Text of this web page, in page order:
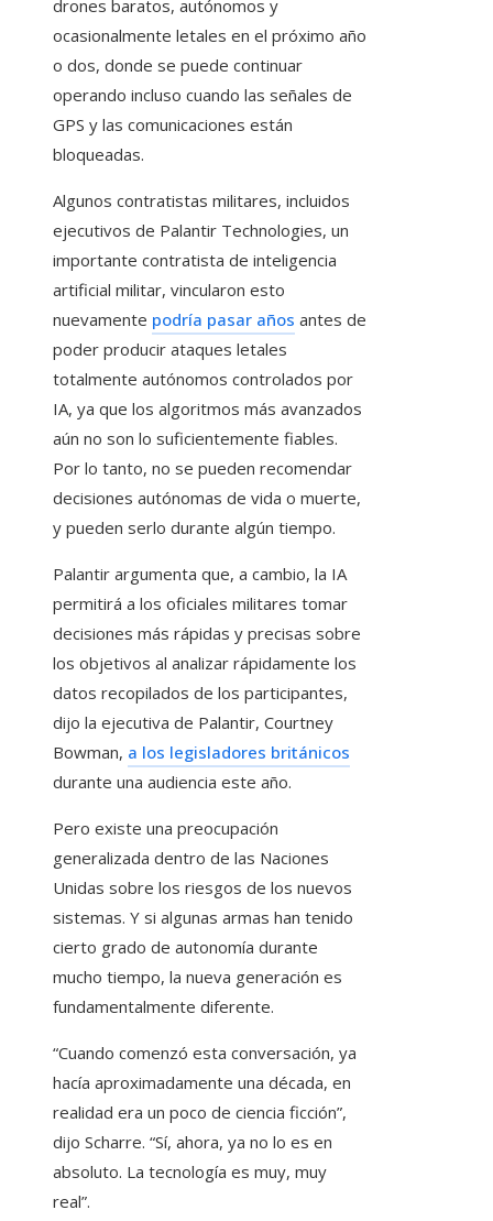
drones baratos, autónomos y
ocasionalmente letales en el próximo año
o dos, donde se puede continuar
operando incluso cuando las señales de
GPS y las comunicaciones están
bloqueadas.
Algunos contratistas militares, incluidos
ejecutivos de Palantir Technologies, un
importante contratista de inteligencia
artificial militar, vincularon esto
nuevamente podría pasar años antes de
poder producir ataques letales
totalmente autónomos controlados por
IA, ya que los algoritmos más avanzados
aún no son lo suficientemente fiables.
Por lo tanto, no se pueden recomendar
decisiones autónomas de vida o muerte,
y pueden serlo durante algún tiempo.
Palantir argumenta que, a cambio, la IA
permitirá a los oficiales militares tomar
decisiones más rápidas y precisas sobre
los objetivos al analizar rápidamente los
datos recopilados de los participantes,
dijo la ejecutiva de Palantir, Courtney
Bowman, a los legisladores británicos
durante una audiencia este año.
Pero existe una preocupación
generalizada dentro de las Naciones
Unidas sobre los riesgos de los nuevos
sistemas. Y si algunas armas han tenido
cierto grado de autonomía durante
mucho tiempo, la nueva generación es
fundamentalmente diferente.
“Cuando comenzó esta conversación, ya
hacía aproximadamente una década, en
realidad era un poco de ciencia ficción”,
dijo Scharre. “Sí, ahora, ya no lo es en
absoluto. La tecnología es muy, muy
real”.